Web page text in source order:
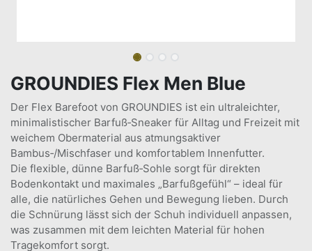
GROUNDIES Flex Men Blue
Der Flex Barefoot von GROUNDIES ist ein ultraleichter,
minimalistischer Barfuß‑Sneaker für Alltag und Freizeit mit
weichem Obermaterial aus atmungsaktiver
Bambus‑/Mischfaser und komfortablem Innenfutter.
Die flexible, dünne Barfuß‑Sohle sorgt für direkten
Bodenkontakt und maximales „Barfußgefühl“ – ideal für
alle, die natürliches Gehen und Bewegung lieben. Durch
die Schnürung lässt sich der Schuh individuell anpassen,
was zusammen mit dem leichten Material für hohen
Tragekomfort sorgt.